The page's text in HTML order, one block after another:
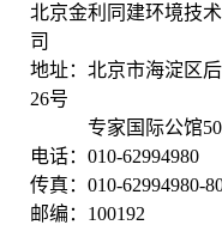
北京金利同建环境技
司
地址：北京市海淀区
26号
专家国际公馆
电话：010-62994980
传真：010-62994980-
邮编：100192